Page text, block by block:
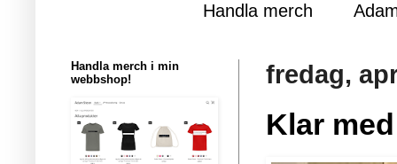
Handla merch
fredag,
Klar
Handla merch i min
webbshop!